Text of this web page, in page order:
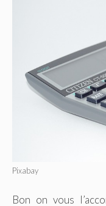
Pixabay
Bon on vous